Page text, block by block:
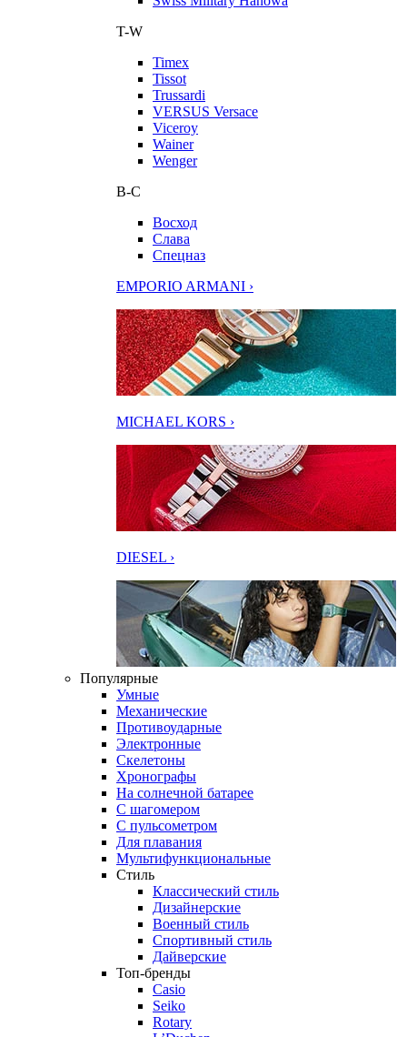
T-W
Timex
Tissot
Trussardi
VERSUS Versace
Viceroy
Wainer
Wenger
В-С
Восход
Слава
Спецназ
EMPORIO ARMANI ›
MICHAEL KORS ›
DIESEL ›
Популярные
Умные
Механические
Противоударные
Электронные
Скелетоны
Хронографы
На солнечной батарее
С шагомером
С пульсометром
Для плавания
Мультифункциональные
Стиль
Классический стиль
Дизайнерские
Военный стиль
Спортивный стиль
Дайверские
Топ-бренды
Casio
Seiko
Rotary